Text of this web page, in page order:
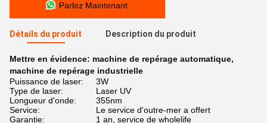
Parlez Maintenant.
Détails du produit Description du produit
Mettre en évidence: machine de repérage automatique,
machine de repérage industrielle
Puissance de laser:
3W
Type de laser:
Laser UV
Longueur d'onde:
355nm
Service:
Le service d'outre-mer a offert
Garantie:
1 an, service de wholelife